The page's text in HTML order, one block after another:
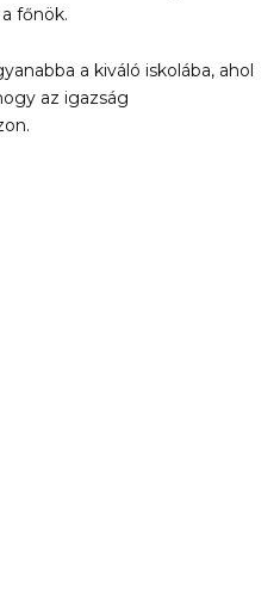
főnök.
a kiváló iskolába, ahol
az igazság